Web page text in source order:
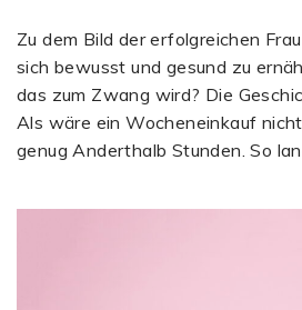
Zu dem Bild der erfolgreichen
sich bewusst und gesund zu
das zum Zwang wird? Die
Als wäre ein Wocheneinkauf
genug Anderthalb Stunden. So